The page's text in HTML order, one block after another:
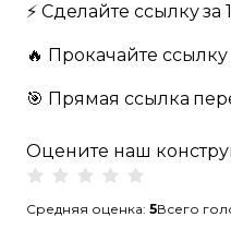
⚡️ Сделайте ссылкуза
🔥️ Прокачайте ссылку
🎯 Прямая ссылка
Оцените наш
Средняя оценка: 5Всего